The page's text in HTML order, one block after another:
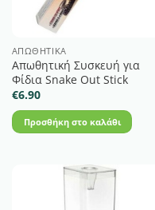
ΑΠΩΘΗΤΙΚΆ
Απωθητική Συσκευή για
Φίδια Snake Out Stick
€6.90
Προσθήκη στο καλάθι